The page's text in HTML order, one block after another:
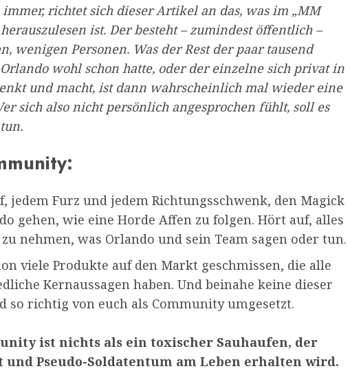
richtet sich dieser Artikel an das, was im „MM
ist. Der besteht – zumindest öffentlich –
wenigen Personen. Was der Rest der paar tausend
wohl schon hatte, oder der einzelne sich privat in
und macht, ist dann wahrscheinlich mal wieder eine
sich also nicht persönlich angesprochen fühlt, soll es
jedem Furz und jedem Richtungsschwenk, den Magick
gehen, wie eine Horde Affen zu folgen. Hört auf, alles
nehmen, was Orlando und sein Team sagen oder tun.
viele Produkte auf den Markt geschmissen, die alle
Kernaussagen haben. Und beinahe keine dieser
so richtig von euch als Community umgesetzt.
ist nichts als ein toxischer Sauhaufen, der
und Pseudo-Soldatentum am Leben erhalten wird.